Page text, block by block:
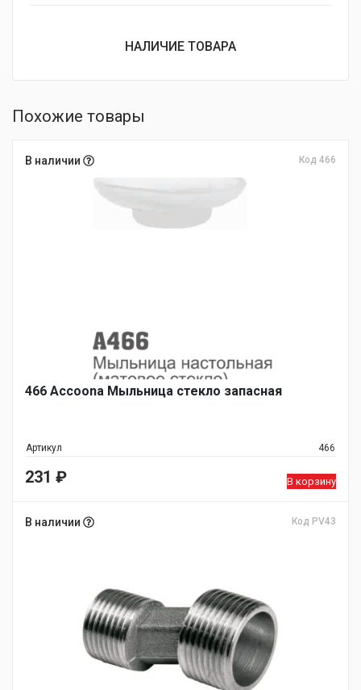
НАЛИЧИЕ ТОВАРА
Похожие товары
В наличии Код 466
466 Accoona Мыльница стекло запасная
Артикул 466
231 ₽ В корзину
В наличии Код PV43